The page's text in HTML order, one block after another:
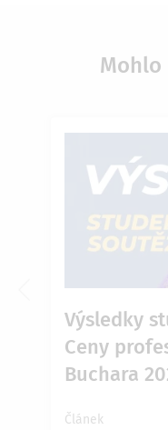
Mohlo
Výsledky
Ceny
Buchara
Článek